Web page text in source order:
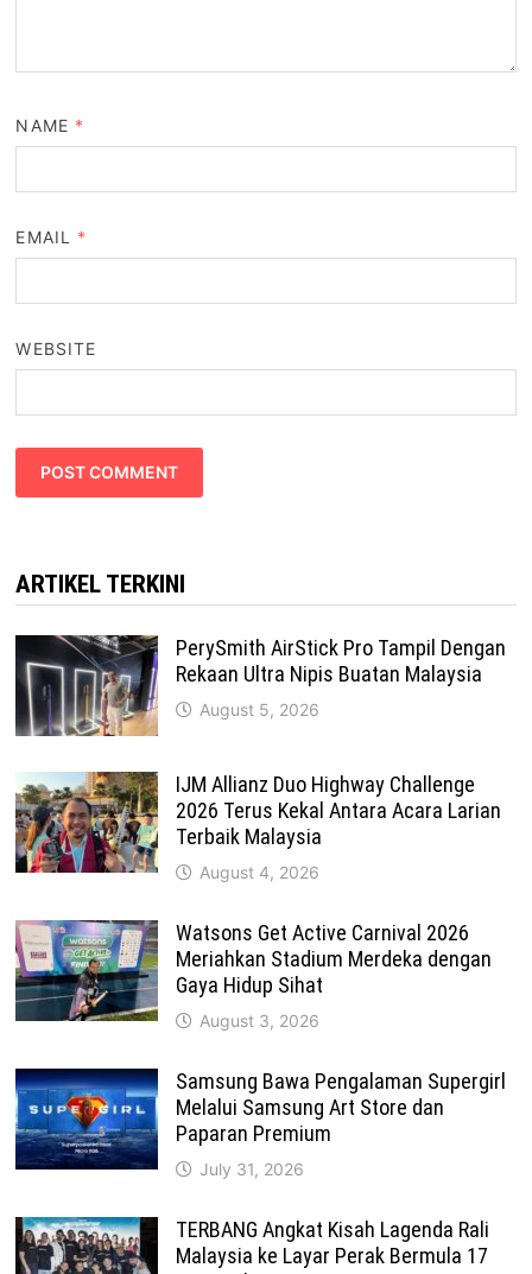
NAME *
EMAIL *
WEBSITE
ARTIKEL TERKINI
PerySmith AirStick Pro Tampil Dengan
Rekaan Ultra Nipis Buatan Malaysia
August 5, 2026
IJM Allianz Duo Highway Challenge
2026 Terus Kekal Antara Acara Larian
Terbaik Malaysia
August 4, 2026
Watsons Get Active Carnival 2026
Meriahkan Stadium Merdeka dengan
Gaya Hidup Sihat
August 3, 2026
Samsung Bawa Pengalaman Supergirl
Melalui Samsung Art Store dan
Paparan Premium
July 31, 2026
TERBANG Angkat Kisah Lagenda Rali
Malaysia ke Layar Perak Bermula 17